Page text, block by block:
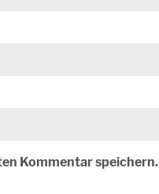
Kommentar speichern.